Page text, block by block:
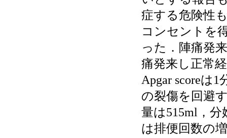
症する危険性
コンセントを
った．陣痛発
痛発来し正常
Apgar scoreは
の裂傷を回避
量は515ml，分
は排便回数の